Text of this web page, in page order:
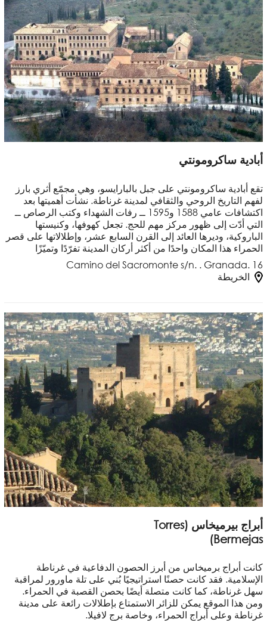
أبادية ساكرومونتي
تقع أبادية ساكرومونتي على جبل بالبارايسو، وهي مجمّع أثري بارز
لفهم التاريخ الروحي والثقافي لمدينة غرناطة. نشأت أهميتها بعد
اكتشافات عامي 1588 و1595 ــ رفات الشهداء وكتب الرصاص ــ
التي أدّت إلى ظهور مركز مهم للحج. تجعل كهوفها، وكنيستها
الباروكية، وديرها العائد إلى القرن السابع عشر، وإطلالاتها على قصر
الحمراء هذا المكان واحدًا من أكثر أركان المدينة تفرّدًا وتميّزًا
Camino del Sacromonte s/n. . Granada. 16
الخريطة
أبراج بيرميخاس (Torres
Bermejas)
كانت أبراج برميخاس من أبرز الحصون الدفاعية في غرناطة
الإسلامية. فقد كانت حصنًا استراتيجيًا بُني على تلة ماورور لمراقبة
سهل غرناطة، كما كانت متصلة أيضًا بحصن القصبة في الحمراء.
ومن هذا الموقع يمكن للزائر الاستمتاع بإطلالات رائعة على مدينة
غرناطة وعلى أبراج الحمراء، وخاصة برج لافيلا.